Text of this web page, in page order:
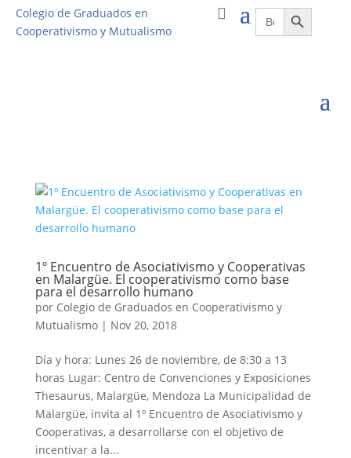
Colegio de Graduados en
Cooperativismo y Mutualismo
Buscar:Botón de búsqueda
1º Encuentro de Asociativismo y Cooperativas
en Malargüe. El cooperativismo como base
para el desarrollo humano
por Colegio de Graduados en Cooperativismo y
Mutualismo| Nov 20, 2018
Día y hora: Lunes 26 de noviembre, de 8:30 a 13
horas Lugar: Centro de Convenciones y Exposiciones
Thesaurus, Malargüe, Mendoza La Municipalidad de
Malargüe, invita al 1º Encuentro de Asociativismo y
Cooperativas, a desarrollarse con el objetivo de
incentivar a la...